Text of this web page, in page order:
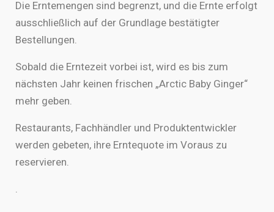
Die Erntemengen sind begrenzt, und die Ernte erfolgt
ausschließlich auf der Grundlage bestätigter
Bestellungen.
Sobald die Erntezeit vorbei ist, wird es bis zum
nächsten Jahr keinen frischen „Arctic Baby Ginger“
mehr geben.
Restaurants, Fachhändler und Produktentwickler
werden gebeten, ihre Erntequote im Voraus zu
reservieren.
.